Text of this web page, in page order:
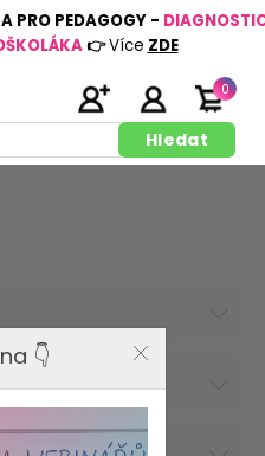
PRO PEDAGOGY -
👉Více ZDE
0
👇